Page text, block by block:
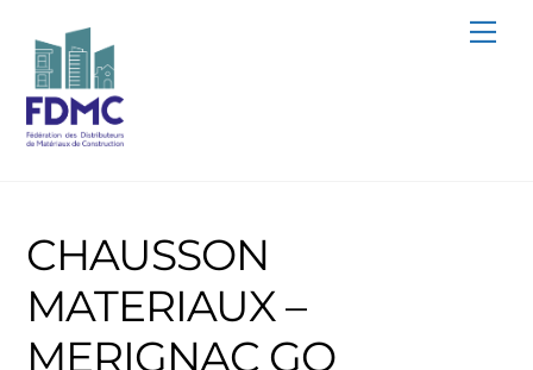
content
CHAUSSON
MATERIAUX –
MERIGNAC GO